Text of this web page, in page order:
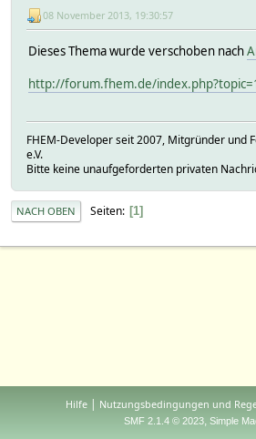
08 November 2013, 19:30:57
Dieses Thema wurde verschoben nach
http://forum.fhem.de/
FHEM-Developer seit 2007, Mitgründer und
e.V.
Bitte keine unaufgeforderten privaten
NACH OBEN Seiten 1
Hilfe | Nutzungsbedingungen und
SMF 2.1.4 © 2023, Simple